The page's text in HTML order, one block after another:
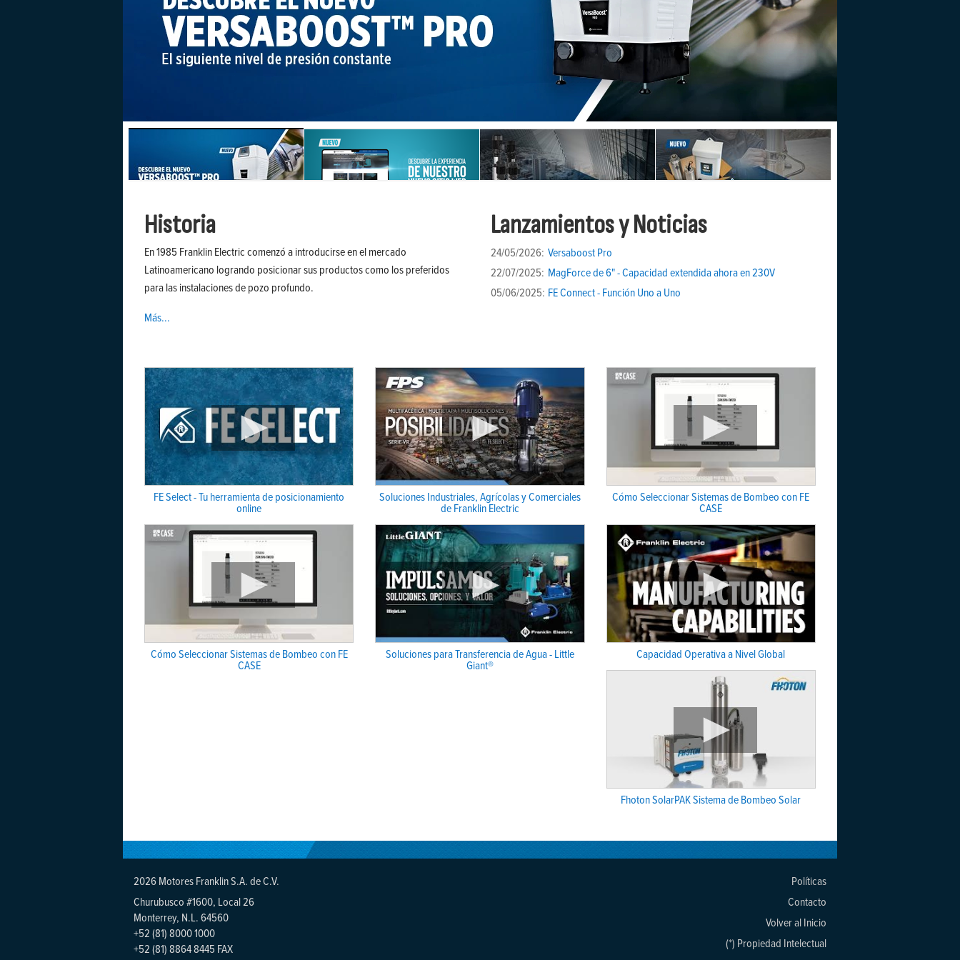
Historia
En 1985 Franklin Electric comenzó a introducirse en el mercado
Latinoamericano logrando posicionar sus productos como los preferidos
para las instalaciones de pozo profundo.
Más...
Lanzamientos y Noticias
24/05/2026: Versaboost Pro
22/07/2025: MagForce de 6" - Capacidad extendida ahora en 230V
05/06/2025: FE Connect - Función Uno a Uno
FE Select - Tu herramienta de posicionamiento
online
Soluciones Industriales, Agrícolas y Comerciales
de Franklin Electric
Cómo Seleccionar Sistemas de Bombeo con FE
CASE
Cómo Seleccionar Sistemas de Bombeo con FE
CASE
Soluciones para Transferencia de Agua - Little
Giant®
Capacidad Operativa a Nivel Global
Fhoton SolarPAK Sistema de Bombeo Solar
2026 Motores Franklin S.A. de C.V.
Churubusco #1600, Local 26
Monterrey, N.L. 64560
+52 (81) 8000 1000
+52 (81) 8864 8445 FAX
Políticas
Contacto
Volver al Inicio
(*) Propiedad Intelectual